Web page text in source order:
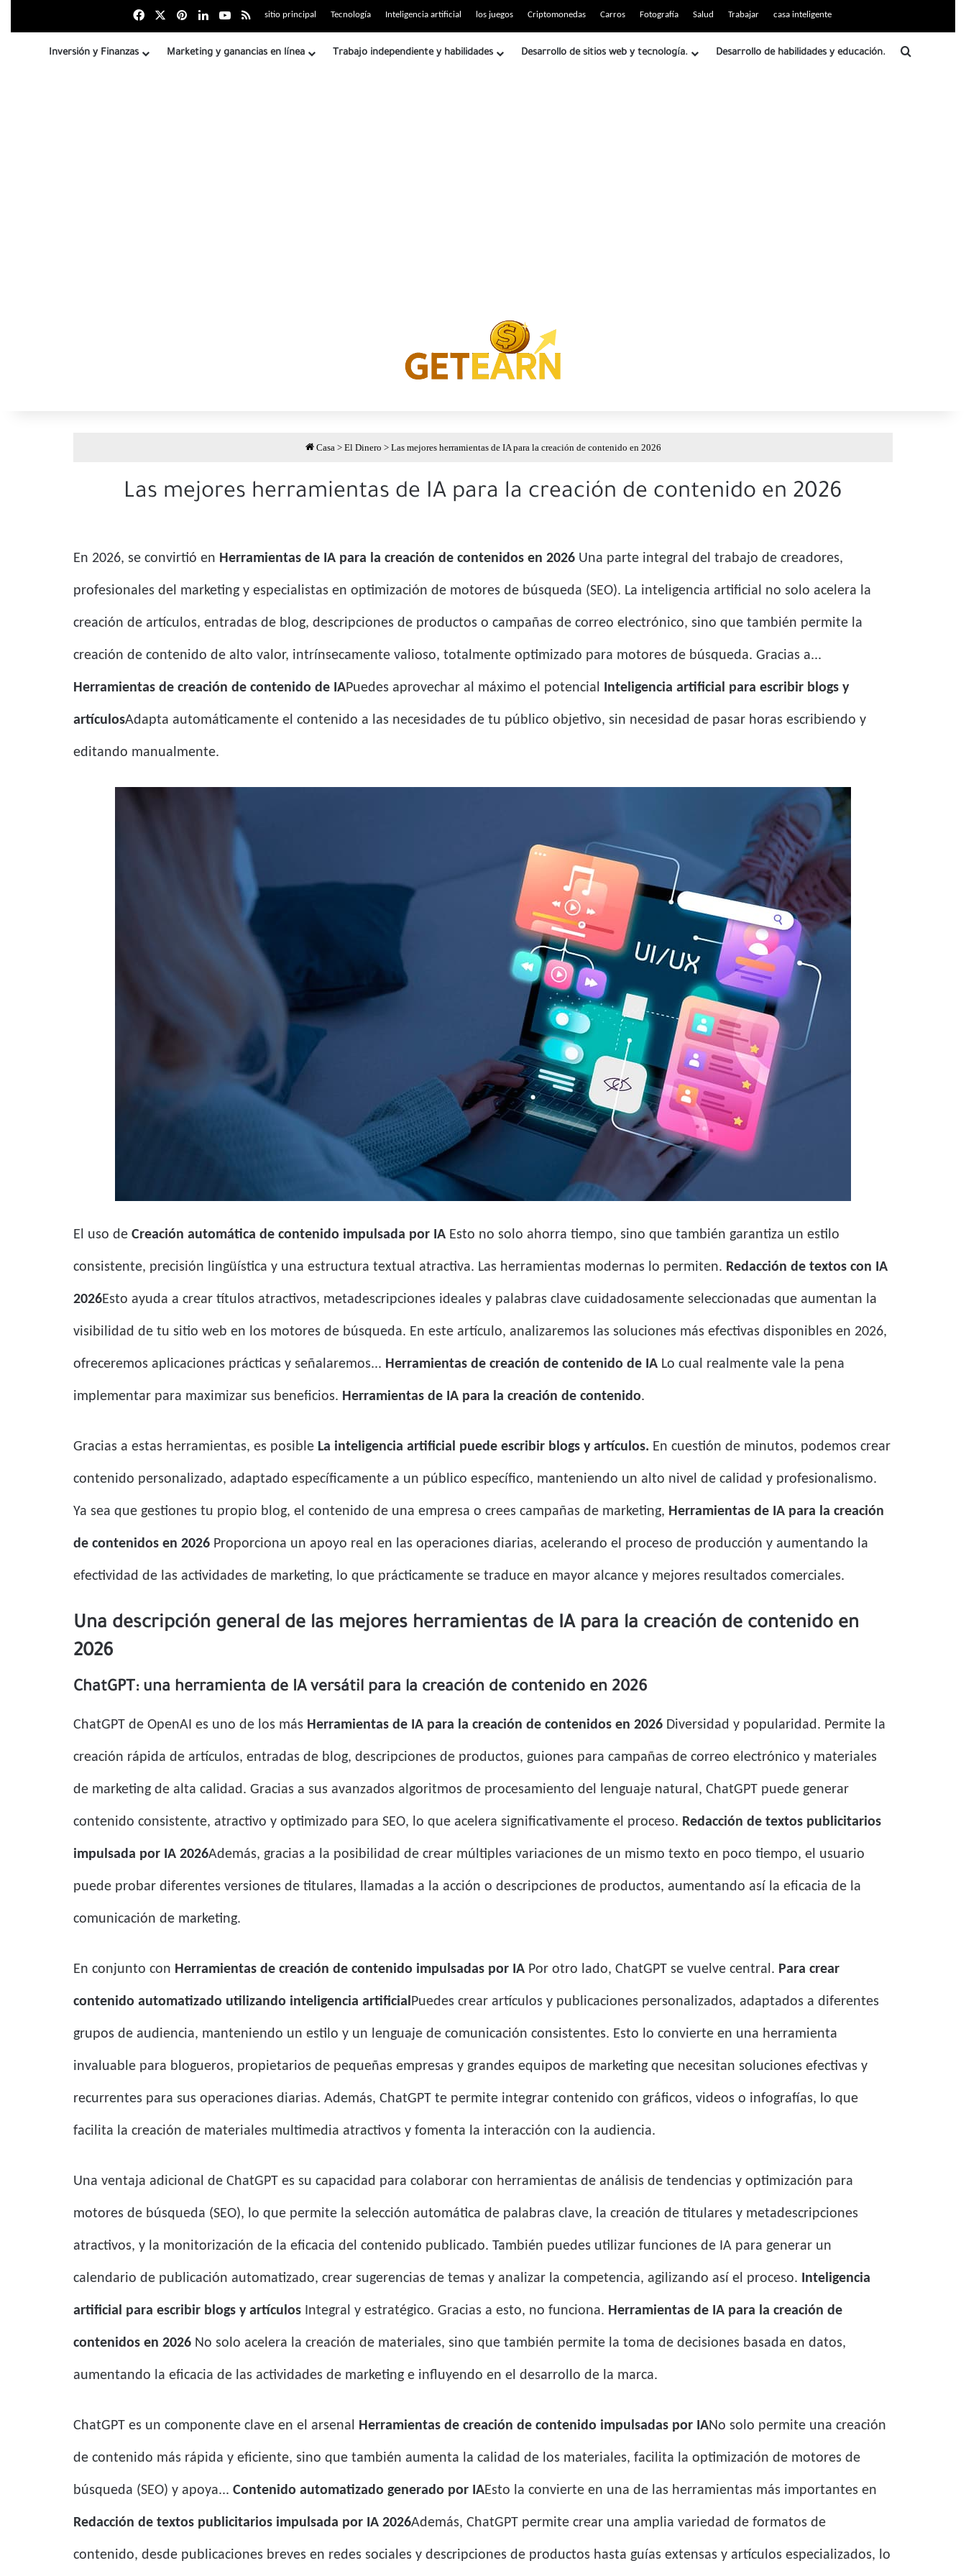
Facebookبينتيريست
LinkedInYouTubeResumen del sitio RSS
sitio principal Tecnología Inteligencia artificial los juegos Criptomonedas Carros Fotografía Salud Trabajar casa inteligente
Inversión y Finanzas Marketing y ganancias en línea Trabajo independiente y habilidades Desarrollo de sitios web y tecnología. Desarrollo de habilidades y educación.
Casa > El Dinero > Las mejores herramientas de IA para la creación de contenido en 2026
Las mejores herramientas de IA para la creación de contenido en 2026
En 2026, se convirtió en Herramientas de IA para la creación de contenidos en 2026 Una parte integral del trabajo de creadores,
profesionales del marketing y especialistas en optimización de motores de búsqueda (SEO). La inteligencia artificial no solo acelera la
creación de artículos, entradas de blog, descripciones de productos o campañas de correo electrónico, sino que también permite la
creación de contenido de alto valor, intrínsecamente valioso, totalmente optimizado para motores de búsqueda. Gracias a...
Herramientas de creación de contenido de IAPuedes aprovechar al máximo el potencial Inteligencia artificial para escribir blogs y
artículosAdapta automáticamente el contenido a las necesidades de tu público objetivo, sin necesidad de pasar horas escribiendo y
editando manualmente.
El uso de Creación automática de contenido impulsada por IA Esto no solo ahorra tiempo, sino que también garantiza un estilo
consistente, precisión lingüística y una estructura textual atractiva. Las herramientas modernas lo permiten. Redacción de textos con IA
2026Esto ayuda a crear títulos atractivos, metadescripciones ideales y palabras clave cuidadosamente seleccionadas que aumentan la
visibilidad de tu sitio web en los motores de búsqueda. En este artículo, analizaremos las soluciones más efectivas disponibles en 2026,
ofreceremos aplicaciones prácticas y señalaremos... Herramientas de creación de contenido de IA Lo cual realmente vale la pena
implementar para maximizar sus beneficios. Herramientas de IA para la creación de contenido.
Gracias a estas herramientas, es posible La inteligencia artificial puede escribir blogs y artículos. En cuestión de minutos, podemos crear
contenido personalizado, adaptado específicamente a un público específico, manteniendo un alto nivel de calidad y profesionalismo.
Ya sea que gestiones tu propio blog, el contenido de una empresa o crees campañas de marketing, Herramientas de IA para la creación
de contenidos en 2026 Proporciona un apoyo real en las operaciones diarias, acelerando el proceso de producción y aumentando la
efectividad de las actividades de marketing, lo que prácticamente se traduce en mayor alcance y mejores resultados comerciales.
Una descripción general de las mejores herramientas de IA para la creación de contenido en
2026
ChatGPT: una herramienta de IA versátil para la creación de contenido en 2026
ChatGPT de OpenAI es uno de los más Herramientas de IA para la creación de contenidos en 2026 Diversidad y popularidad. Permite la
creación rápida de artículos, entradas de blog, descripciones de productos, guiones para campañas de correo electrónico y materiales
de marketing de alta calidad. Gracias a sus avanzados algoritmos de procesamiento del lenguaje natural, ChatGPT puede generar
contenido consistente, atractivo y optimizado para SEO, lo que acelera significativamente el proceso. Redacción de textos publicitarios
impulsada por IA 2026Además, gracias a la posibilidad de crear múltiples variaciones de un mismo texto en poco tiempo, el usuario
puede probar diferentes versiones de titulares, llamadas a la acción o descripciones de productos, aumentando así la eficacia de la
comunicación de marketing.
En conjunto con Herramientas de creación de contenido impulsadas por IA Por otro lado, ChatGPT se vuelve central. Para crear
contenido automatizado utilizando inteligencia artificial Puedes crear artículos y publicaciones personalizados, adaptados a diferentes
grupos de audiencia, manteniendo un estilo y un lenguaje de comunicación consistentes. Esto lo convierte en una herramienta
invaluable para blogueros, propietarios de pequeñas empresas y grandes equipos de marketing que necesitan soluciones efectivas y
recurrentes para sus operaciones diarias. Además, ChatGPT te permite integrar contenido con gráficos, videos o infografías, lo que
facilita la creación de materiales multimedia atractivos y fomenta la interacción con la audiencia.
Una ventaja adicional de ChatGPT es su capacidad para colaborar con herramientas de análisis de tendencias y optimización para
motores de búsqueda (SEO), lo que permite la selección automática de palabras clave, la creación de titulares y metadescripciones
atractivos, y la monitorización de la eficacia del contenido publicado. También puedes utilizar funciones de IA para generar un
calendario de publicación automatizado, crear sugerencias de temas y analizar la competencia, agilizando así el proceso. Inteligencia
artificial para escribir blogs y artículos Integral y estratégico. Gracias a esto, no funciona. Herramientas de IA para la creación de
contenidos en 2026 No solo acelera la creación de materiales, sino que también permite la toma de decisiones basada en datos,
aumentando la eficacia de las actividades de marketing e influyendo en el desarrollo de la marca.
ChatGPT es un componente clave en el arsenal Herramientas de creación de contenido impulsadas por IANo solo permite una creación
de contenido más rápida y eficiente, sino que también aumenta la calidad de los materiales, facilita la optimización de motores de
búsqueda (SEO) y apoya... Contenido automatizado generado por IAEsto la convierte en una de las herramientas más importantes en
Redacción de textos publicitarios impulsada por IA 2026Además, ChatGPT permite crear una amplia variedad de formatos de
contenido, desde publicaciones breves en redes sociales y descripciones de productos hasta guías extensas y artículos especializados, lo